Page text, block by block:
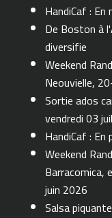
HandiCaf :
De Boston à
diversifie
Weekend
Neouvielle,
Sortie ados
vendredi 03
HandiCaf :
Weekend
Barracomica,
juin 2026
Salsa piquante